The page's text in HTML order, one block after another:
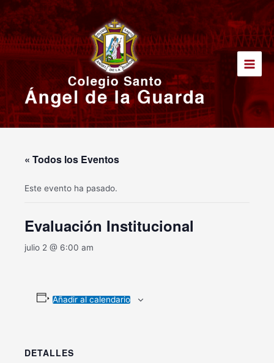
al
contenido
Main
« Todos los Eventos
Este evento ha pasado.
Evaluación Institucional
julio 2 @ 6:00 am
Añadir al calendario
DETALLES